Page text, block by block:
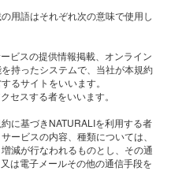
用語はそれぞれ次の意味で使用し
ビスの提供情報掲載、オンライン
持ったシステムで、当社が本規約
るサイトをいいます。
セスする者をいいます。
に基づきNATURALIを利用する者
ービスの内容、種類については、
減が行なわれるものとし、その通
は電子メールその他の通信手段を